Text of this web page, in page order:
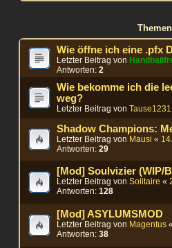
Themen
Wie öffne ich eine .pfx
Letzter Beitrag von
Antworten:2
Wie bekomme ich die
weg?
Letzter Beitrag vonTause1231
Shadow Champions:
Letzter Beitrag von Mausi «
Antworten:29
[Mod] Soulvizier (WIP/
Letzter Beitrag vonSolitaire «
Antworten:128
[Mod] ASYLUMSMOD
Letzter Beitrag von Magentus
Antworten:38